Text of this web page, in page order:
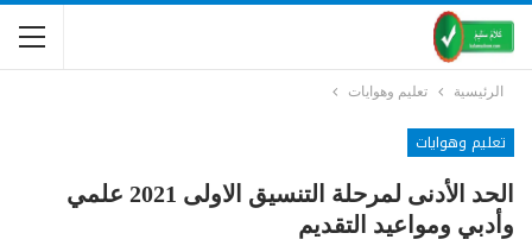
الرئيسية تعليم وهوايات
تعليم وهوايات
الحد الأدنى لمرحلة التنسيق الاولى 2021 علمي
وأدبي ومواعيد التقديم